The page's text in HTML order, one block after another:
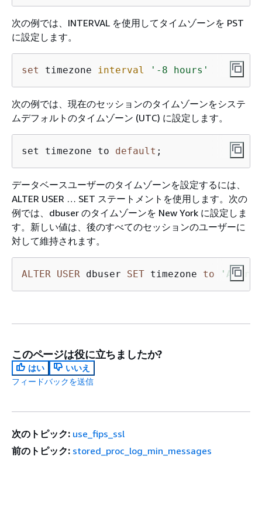
次の例では、INTERVAL を使用してタイムゾーンを PST
に設定します。
set timezone interval '-8 hours'
次の例では、現在のセッションのタイムゾーンをシステ
ムデフォルトのタイムゾーン (UTC) に設定します。
set timezone to default ;
データベースユーザーのタイムゾーンを設定するには、
ALTER USER … SET ステートメントを使用します。次の
例では、dbuser のタイムゾーンを New York に設定しま
す。新しい値は、後のすべてのセッションのユーザーに
対して維持されます。
ALTER USER dbuser SET timezone to
このページは役に立ちましたか?
はい
いいえ
フィードバックを送信
次のトピック: use_fips_ssl
前のトピック: stored_proc_log_min_messages